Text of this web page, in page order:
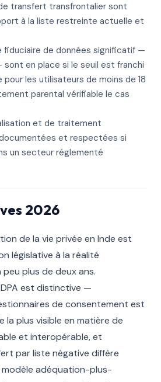
transfert transfrontalier sont
à la liste restreinte actuelle et
fiduciaire de données significatif —
sont en place si le seuil est franchi
pour les utilisateurs de moins de 18
parental vérifiable le cas
et de traitement
et respectées si
un secteur réglementé
2026
de la vie privée en Inde est
législative à la réalité
plus de deux ans.
est distinctive —
de consentement est
la plus visible en matière de
et interopérable, et
par liste négative diffère
adéquation-plus-